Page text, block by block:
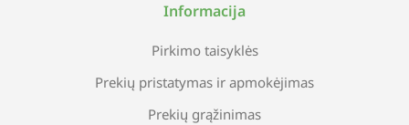
Informacija
Pirkimo taisyklės
Prekių pristatymas ir apmokėjimas
Prekių grąžinimas